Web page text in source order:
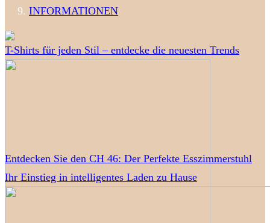
INFORMATIONEN
T-Shirts für jeden Stil – entdecke die neuesten Trends
Entdecken Sie den CH 46: Der Perfekte Esszimmerstuhl
Ihr Einstieg in intelligentes Laden zu Hause